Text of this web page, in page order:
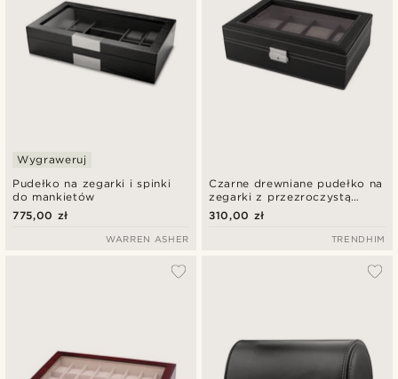
Pudełko na zegarki i spinki
do mankietów
Wygraweruj
775,00 zł
WARREN ASHER
Czarne drewniane pudełko na
zegarki z przezroczystą
pokrywą - 8 zegarków
310,00 zł
TRENDHIM